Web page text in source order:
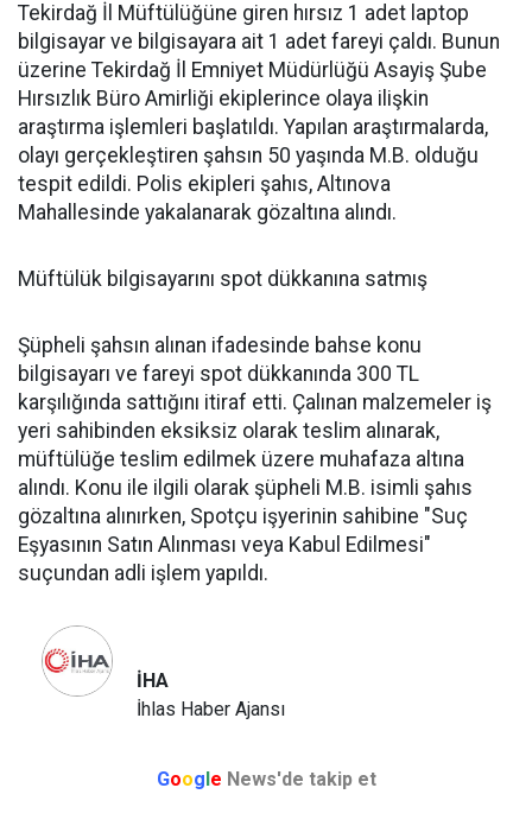
Tekirdağ İl Müftülüğüne giren hırsız 1 adet laptop
bilgisayar ve bilgisayara ait 1 adet fareyi çaldı. Bunun
üzerine Tekirdağ İl Emniyet Müdürlüğü Asayiş Şube
Hırsızlık Büro Amirliği ekiplerince olaya ilişkin
araştırma işlemleri başlatıldı. Yapılan araştırmalarda,
olayı gerçekleştiren şahsın 50 yaşında M.B. olduğu
tespit edildi. Polis ekipleri şahıs, Altınova
Mahallesinde yakalanarak gözaltına alındı.
Müftülük bilgisayarını spot dükkanına satmış
Şüpheli şahsın alınan ifadesinde bahse konu
bilgisayarı ve fareyi spot dükkanında 300 TL
karşılığında sattığını itiraf etti. Çalınan malzemeler iş
yeri sahibinden eksiksiz olarak teslim alınarak,
müftülüğe teslim edilmek üzere muhafaza altına
alındı. Konu ile ilgili olarak şüpheli M.B. isimli şahıs
gözaltına alınırken, Spotçu işyerinin sahibine "Suç
Eşyasının Satın Alınması veya Kabul Edilmesi"
suçundan adli işlem yapıldı.
İHA
İhlas Haber Ajansı
Google News'de takip et